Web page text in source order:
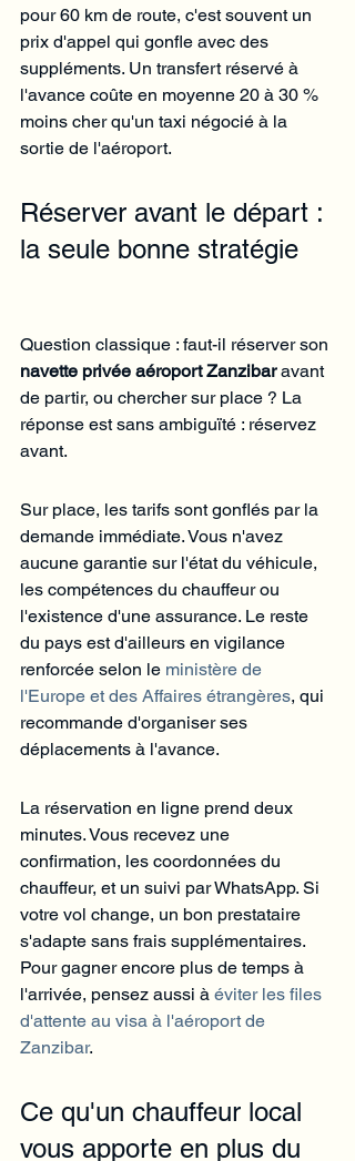
pour 60 km de route, c'est souvent un
prix d'appel qui gonfle avec des
suppléments. Un transfert réservé à
l'avance coûte en moyenne 20 à 30 %
moins cher qu'un taxi négocié à la
sortie de l'aéroport.
Réserver avant le départ :
la seule bonne stratégie
Question classique : faut-il réserver son
navette privée aéroport Zanzibar avant
de partir, ou chercher sur place ? La
réponse est sans ambiguïté : réservez
avant.
Sur place, les tarifs sont gonflés par la
demande immédiate. Vous n'avez
aucune garantie sur l'état du véhicule,
les compétences du chauffeur ou
l'existence d'une assurance. Le reste
du pays est d'ailleurs en vigilance
renforcée selon le ministère de
l'Europe et des Affaires étrangères, qui
recommande d'organiser ses
déplacements à l'avance.
La réservation en ligne prend deux
minutes. Vous recevez une
confirmation, les coordonnées du
chauffeur, et un suivi par WhatsApp. Si
votre vol change, un bon prestataire
s'adapte sans frais supplémentaires.
Pour gagner encore plus de temps à
l'arrivée, pensez aussi à éviter les files
d'attente au visa à l'aéroport de
Zanzibar.
Ce qu'un chauffeur local
vous apporte en plus du